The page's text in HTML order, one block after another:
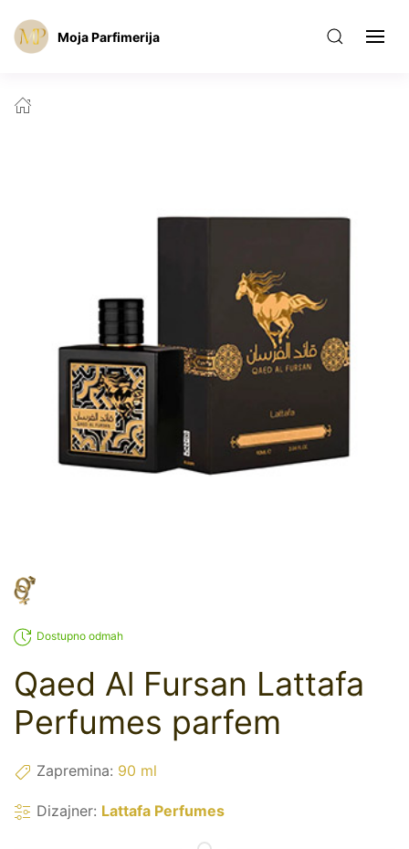
Moja Parfimerija
Dostupno odmah
Qaed Al Fursan Lattafa
Perfumes parfem
Zapremina: 90 ml
Dizajner: Lattafa Perfumes